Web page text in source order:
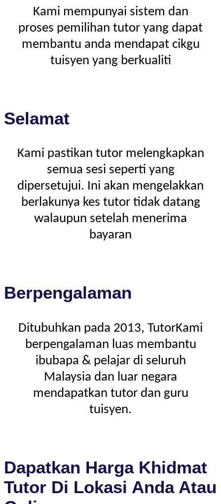
Kami mempunyai sistem dan
proses pemilihan tutor yang dapat
membantu anda mendapat cikgu
tuisyen yang berkualiti
Selamat
Kami pastikan tutor melengkapkan
semua sesi seperti yang
dipersetujui. Ini akan mengelakkan
berlakunya kes tutor tidak datang
walaupun setelah menerima
bayaran
Berpengalaman
Ditubuhkan pada 2013, TutorKami
berpengalaman luas membantu
ibubapa & pelajar di seluruh
Malaysia dan luar negara
mendapatkan tutor dan guru
tuisyen.
Dapatkan Harga Khidmat
Tutor Di Lokasi Anda Atau